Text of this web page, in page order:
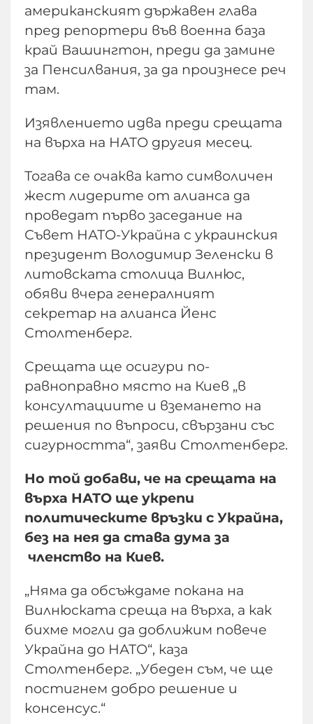
американският държавен глава
пред репортери във военна база
край Вашингтон, преди да замине
за Пенсилвания, за да произнесе реч
там.
Изявлението идва преди срещата
на върха на НАТО другия месец.
Тогава се очаква като символичен
жест лидерите от алианса да
проведат първо заседание на
Съвет НАТО-Украйна с украинския
президент Володимир Зеленски в
литовската столица Вилнюс,
обяви вчера генералният
секретар на алианса Йенс
Столтенберг.
Срещата ще осигури по-
равноправно място на Киев „в
консултациите и вземането на
решения по въпроси, свързани със
сигурността“, заяви Столтенберг.
Но той добави, че на срещата на
върха НАТО ще укрепи
политическите връзки с Украйна,
без на нея да става дума за
членство на Киев.
„Няма да обсъждаме покана на
Вилнюската среща на върха, а как
бихме могли да доближим повече
Украйна до НАТО“, каза
Столтенберг. „Убеден съм, че ще
постигнем добро решение и
консенсус.“